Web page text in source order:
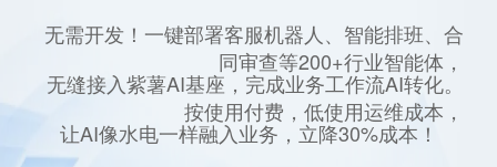
无需开发！一键部署客服机器人、智能排班、合
同审查等200+行业智能体，
无缝接入紫薯AI基座，完成业务工作流AI转化。
按使用付费，低使用运维成本，
让AI像水电一样融入业务，立降30%成本！